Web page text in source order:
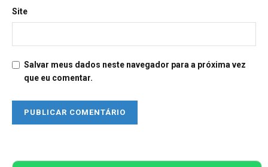
Site
Salvar meus dados neste navegador para a próxima vez
que eu comentar.